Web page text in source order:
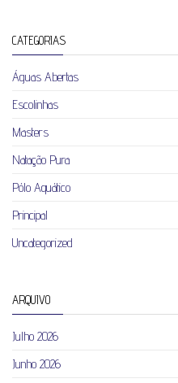
CATEGORIAS
Águas Abertas
Escolinhas
Masters
Natação Pura
Pólo Aquático
Principal
Uncategorized
ARQUIVO
Julho 2026
Junho 2026